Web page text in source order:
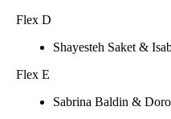
Flex D
Shayesteh Saket &
Flex E
Sabrina Baldin &